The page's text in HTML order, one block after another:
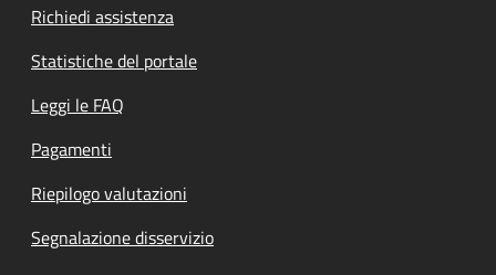
Richiedi assistenza
Statistiche del portale
Leggi le FAQ
Pagamenti
Riepilogo valutazioni
Segnalazione disservizio